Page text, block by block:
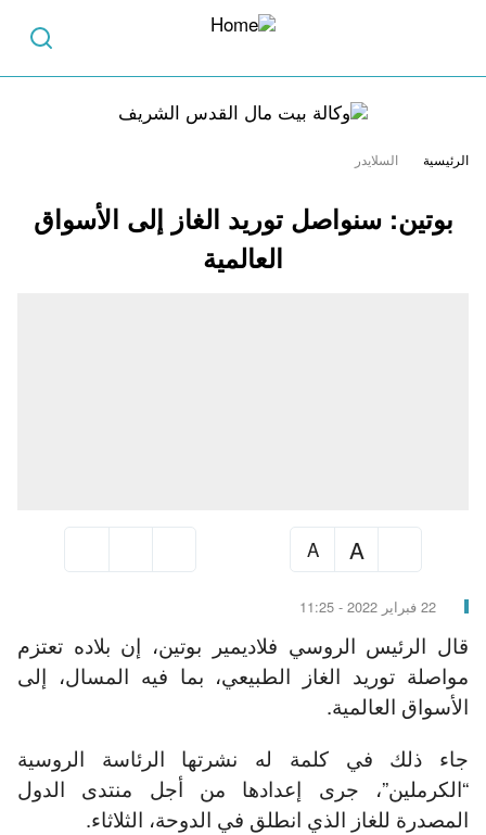
الرئيسية السلايدر
بوتين: سنواصل توريد الغاز إلى الأسواق
العالمية
قال الرئيس الروسي فلاديمير بوتين، إن بلاده تعتزم
مواصلة توريد الغاز الطبيعي، بما فيه المسال، إلى
الأسواق العالمية.
جاء ذلك في كلمة له نشرتها الرئاسة الروسية
“الكرملين”، جرى إعدادها من أجل منتدى الدول
المصدرة للغاز الذي انطلق في الدوحة، الثلاثاء.
A
A